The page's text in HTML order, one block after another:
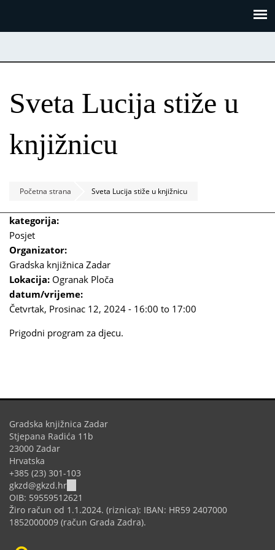
Sveta Lucija stiže u
knjižnicu
Početna strana Sveta Lucija stiže u knjižnicu
kategorija:
Posjet
Organizator:
Gradska knjižnica Zadar
Lokacija: Ogranak Ploča
datum/vrijeme:
Četvrtak, Prosinac 12, 2024 - 16:00 to 17:00
Prigodni program za djecu.
Gradska knjižnica Zadar
Stjepana Radića 11b
23000 Zadar
Hrvatska
+385 (23) 301-103
gkzd@gkzd.hr
sends
e-
mail)
OIB: 59559512621
Žiro račun od 1.1.2024. (riznica): IBAN: HR59 2407000
1852000009 (račun Grada Zadra).